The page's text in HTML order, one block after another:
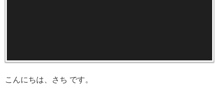
こんにちは、さち です。